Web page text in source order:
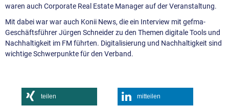
waren auch Corporate Real Estate Manager auf der Veranstaltung.
Mit dabei war war auch Konii News, die ein Interview mit gefma-
Geschäftsführer Jürgen Schneider zu den Themen digitale Tools und
Nachhaltigkeit im FM führten. Digitalisierung und Nachhaltigkeit sind
wichtige Schwerpunkte für den Verband.
teilen mitteilen